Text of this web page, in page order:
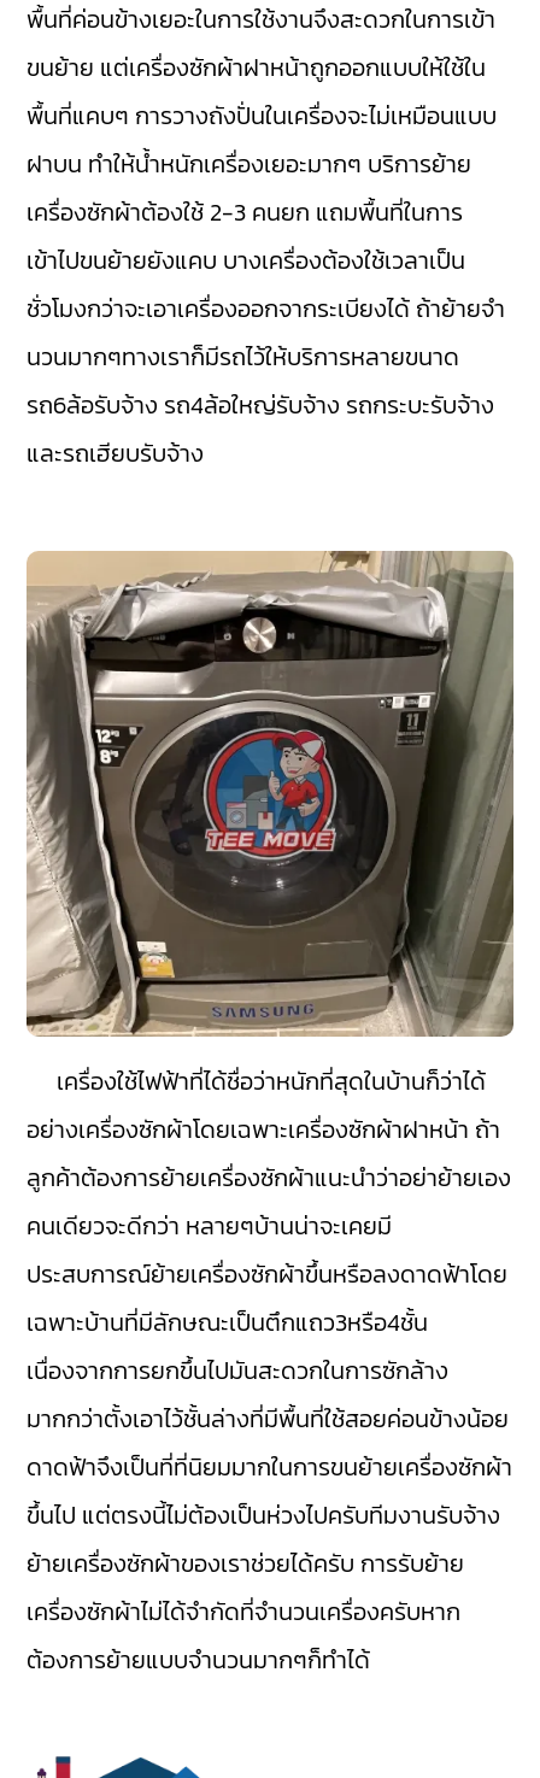
พื้นที่ค่อนข้างเยอะในการใช้งานจึงสะดวกในการเข้า
ขนย้าย แต่เครื่องซักผ้าฝาหน้าถูกออกแบบให้ใช้ใน
พื้นที่แคบๆ การวางถังปั่นในเครื่องจะไม่เหมือนแบบ
ฝาบน ทำให้น้ำหนักเครื่องเยอะมากๆ บริการย้าย
เครื่องซักผ้าต้องใช้ 2-3 คนยก แถมพื้นที่ในการ
เข้าไปขนย้ายยังแคบ บางเครื่องต้องใช้เวลาเป็น
ชั่วโมงกว่าจะเอาเครื่องออกจากระเบียงได้ ถ้าย้ายจำ
นวนมากๆทางเราก็มีรถไว้ให้บริการหลายขนาด
รถ6ล้อรับจ้าง รถ4ล้อใหญ่รับจ้าง รถกระบะรับจ้าง
และรถเฮียบรับจ้าง
เครื่องใช้ไฟฟ้าที่ได้ชื่อว่าหนักที่สุดในบ้านก็ว่าได้
อย่างเครื่องซักผ้าโดยเฉพาะเครื่องซักผ้าฝาหน้า ถ้า
ลูกค้าต้องการย้ายเครื่องซักผ้าแนะนำว่าอย่าย้ายเอง
คนเดียวจะดีกว่า หลายๆบ้านน่าจะเคยมี
ประสบการณ์ย้ายเครื่องซักผ้าขึ้นหรือลงดาดฟ้าโดย
เฉพาะบ้านที่มีลักษณะเป็นตึกแถว3หรือ4ชั้น
เนื่องจากการยกขึ้นไปมันสะดวกในการซักล้าง
มากกว่าตั้งเอาไว้ชั้นล่างที่มีพื้นที่ใช้สอยค่อนข้างน้อย
ดาดฟ้าจึงเป็นที่ที่นิยมมากในการขนย้ายเครื่องซักผ้า
ขึ้นไป แต่ตรงนี้ไม่ต้องเป็นห่วงไปครับทีมงานรับจ้าง
ย้ายเครื่องซักผ้าของเราช่วยได้ครับ การรับย้าย
เครื่องซักผ้าไม่ได้จำกัดที่จำนวนเครื่องครับหาก
ต้องการย้ายแบบจำนวนมากๆก็ทำได้